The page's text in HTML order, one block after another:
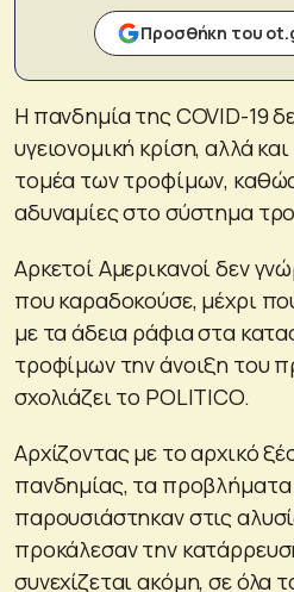
Προσθήκη του
Η πανδημία της COVID-19
υγειονομική κρίση, αλλά
τομέα των τροφίμων,
αδυναμίες στο σύστημα
Αρκετοί Αμερικανοί δεν
που καραδοκούσε, μέχρι
με τα άδεια ράφια στα
τροφίμων την άνοιξη του
σχολιάζει το POLITICO.
Αρχίζοντας με το αρχικό
πανδημίας, τα
παρουσιάστηκαν στις
προκάλεσαν την
συνεχίζεται ακόμη, σε όλα